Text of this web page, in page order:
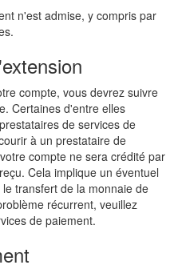
n'est admise, y compris par
compte, vous devrez suivre
Certaines d'entre elles
de services de
à un prestataire de
compte ne sera crédité par
Cela implique un éventuel
transfert de la monnaie de
récurrent, veuillez
de paiement.